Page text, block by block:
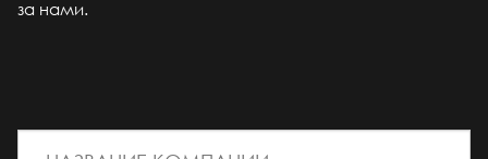
за нами.
*